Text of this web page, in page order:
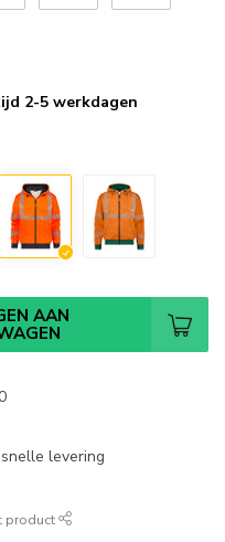
2-5 werkdagen
AAN
levering
product